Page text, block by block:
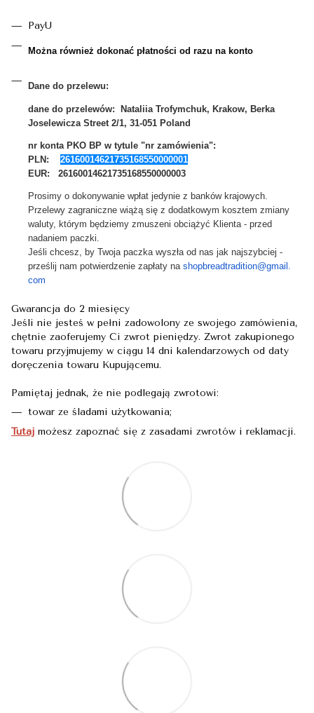
PayU
Można również dokonać płatności od razu na konto
Dane do przelewu:
dane do przelewów:
Nataliia Trofymchuk, Krakow, Berka
Joselewicza Street 2/1, 31-051 Poland
nr konta PKO BP w tytule "nr zamówienia":
PLN: 26160014621735168550000001
EUR: 26160014621735168550000003
Prosimy o dokonywanie wpłat jedynie z banków krajowych.
Przelewy zagraniczne wiążą się z dodatkowym kosztem zmiany
waluty, którym będziemy zmuszeni obciążyć Klienta - przed
nadaniem paczki.
Jeśli chcesz, by Twoja paczka wyszła od nas jak najszybciej -
prześlij nam potwierdzenie zapłaty na shopbreadtradition@gmail.
com
Gwarancja do 2 miesięcy
Jeśli nie jesteś w pełni zadowolony ze swojego zamówienia,
chętnie zaoferujemy Ci zwrot pieniędzy. Zwrot zakupionego
towaru przyjmujemy w ciągu 14 dni kalendarzowych od daty
doręczenia towaru Kupującemu.
Pamiętaj jednak, że nie podlegają zwrotowi:
towar ze śladami użytkowania;
Tutaj możesz zapoznać się z zasadami zwrotów i reklamacji.